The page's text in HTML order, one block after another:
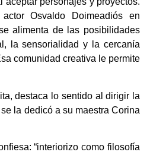
Osvaldo Doimeadiós en
alimenta de las posibilidades
la sensorialidad y la cercanía
comunidad creativa le permite
destaca lo sentido al dirigir la
la dedicó a su maestra Corina
“interiorizo como filosofía